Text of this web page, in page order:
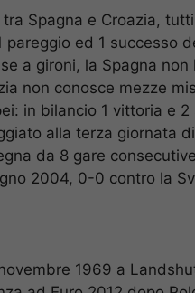
Spagna e Croazia,
ed 1 successo
a gironi, la Spagna
non conosce mezze
in bilancio 1 vittoria e
alla terza giornata
da 8 gare
2004, 0-0 contro la
1969 a